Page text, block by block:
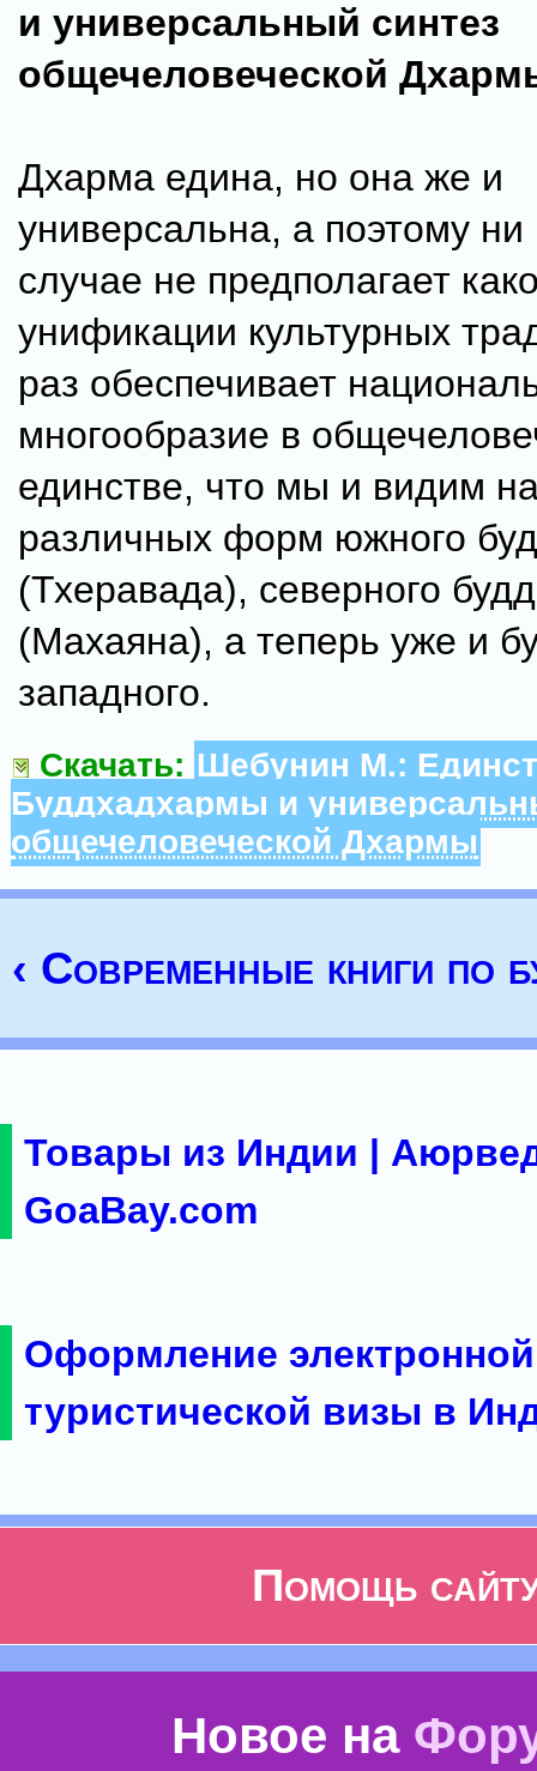
и универсальный синтез
общечеловеческой
Дхарма едина, но она же и
универсальна, а поэтому ни
случае не предполагает
унификации культурных
раз обеспечивает
многообразие в
единстве, что мы и видим
различных форм южного
(Тхеравада), северного
(Махаяна), а теперь уже и
западного.
Скачать: Шебунин М.:
Буддхадхармы и
общечеловеческой Дхармы
‹ Современные книги по
Товары из Индии |
GoaBay.com
Оформление электронной
туристической визы в
Помощь
Новое на